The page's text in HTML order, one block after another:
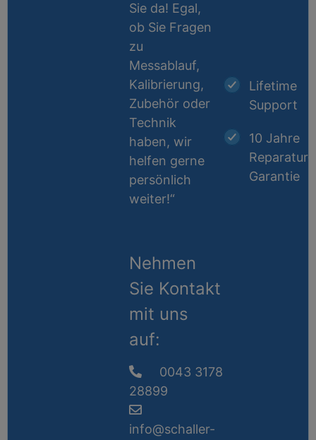
Sie da! Egal,
ob Sie Fragen
zu
Messablauf,
Kalibrierung,
Zubehör oder
Technik
haben, wir
helfen gerne
persönlich
weiter!“
Nehmen
Sie Kontakt
mit uns
auf:
0043 3178
28899
info@schaller-
Lifetime
Support
10 Jahre
Reparatur-
Garantie